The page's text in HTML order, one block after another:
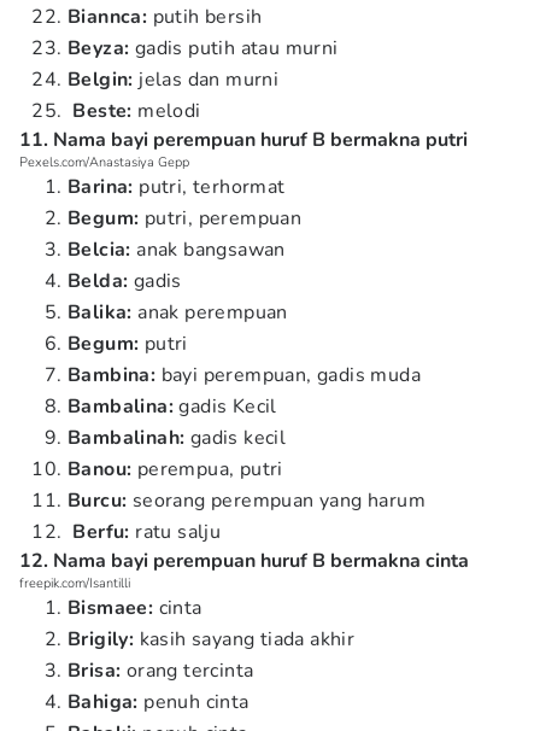
Biannca: putih bersih
Beyza: gadis putih atau murni
Belgin: jelas dan murni
Beste: melodi
11. Nama bayi perempuan huruf B bermakna putri
Pexels.com/Anastasiya Gepp
Barina: putri, terhormat
Begum: putri, perempuan
Belcia: anak bangsawan
Belda: gadis
Balika: anak perempuan
Begum: putri
Bambina: bayi perempuan, gadis muda
Bambalina:gadis Kecil
Bambalinah: gadis kecil
Banou: perempua, putri
Burcu: seorang perempuan yang harum
Berfu: ratu salju
12. Nama bayi perempuan huruf B bermakna cinta
freepik.com/Isantilli
Bismaee: cinta
Brigily: kasih sayang tiada akhir
Brisa: orang tercinta
Bahiga: penuh cinta